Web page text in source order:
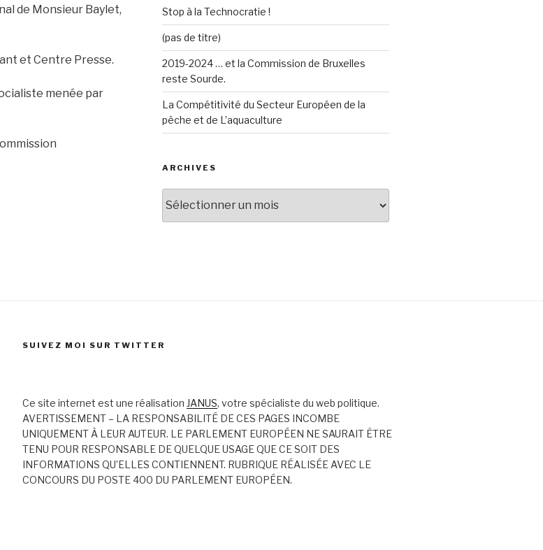
de Monsieur Baylet,
et Centre Presse.
menée par
Stop à la Technocratie !
(pas de titre)
2019-2024 … et la Commission de Bruxelles
reste Sourde.
La Compétitivité du Secteur Européen de la
pêche et de L’aquaculture
ARCHIVES
SUIVEZ MOI SUR TWITTER
Ce site internet est une réalisation JANUS, votre spécialiste du web politique.
AVERTISSEMENT – LA RESPONSABILITÉ DE CES PAGES INCOMBE
UNIQUEMENT À LEUR AUTEUR. LE PARLEMENT EUROPÉEN NE SAURAIT ÊTRE
TENU POUR RESPONSABLE DE QUELQUE USAGE QUE CE SOIT DES
INFORMATIONS QU’ELLES CONTIENNENT. RUBRIQUE RÉALISÉE AVEC LE
CONCOURS DU POSTE 400 DU PARLEMENT EUROPÉEN.